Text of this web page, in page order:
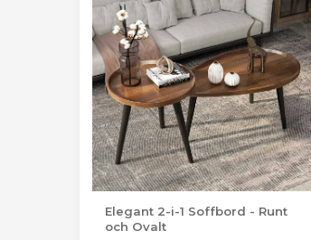
Elegant 2-i-1 Soffbord - Runt
och Ovalt